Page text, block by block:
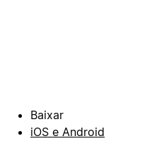
Baixar
iOS e Android